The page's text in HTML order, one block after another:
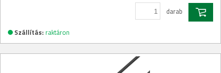
darab
Szállítás: raktáron